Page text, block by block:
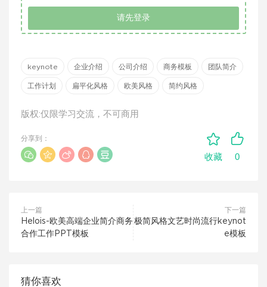
请先登录
keynote 企业介绍 公司介绍 商务模板 团队简介
工作计划 扁平化风格 欧美风格 简约风格
版权:仅限学习交流，不可商用
收藏 0
分享到：
上一篇
Helois-欧美高端企业简介商务
合作工作PPT模板
下一篇
极简风格文艺时尚流行keynot
e模板
猜你喜欢